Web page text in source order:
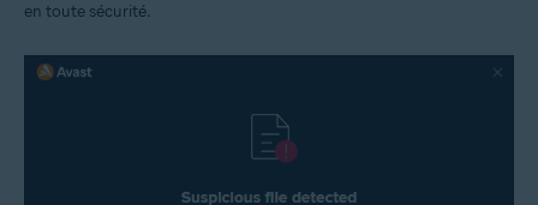
en toute sécurité.